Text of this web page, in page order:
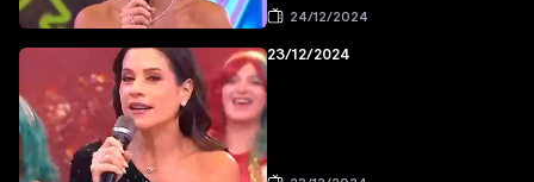
24/12/2024
23/12/2024